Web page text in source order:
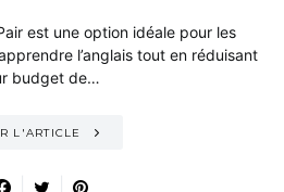
est une option idéale pour les
l’anglais tout en réduisant
budget de…
L'ARTICLE